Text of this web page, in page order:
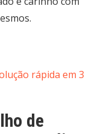
rápida em 3
de